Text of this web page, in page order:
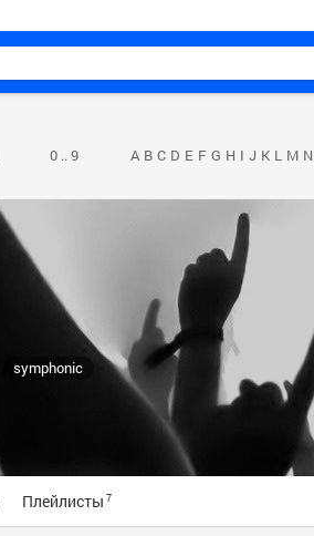
0 .. 9 A B C D E F G H I J K L M N
symphonic
Плейлисты 7